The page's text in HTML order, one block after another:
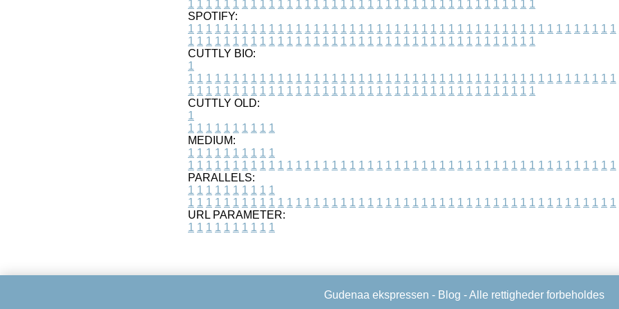
1 1 1 1 1 1 1 1 1 1 1 1 1 1 1 1 1 1 1 1 1 1 1 1 1 1 1 1 1 1 1 1 1 1 1 1 1 1 1
SPOTIFY:
1 1 1 1 1 1 1 1 1 1 1 1 1 1 1 1 1 1 1 1 1 1 1 1 1 1 1 1 1 1 1 1 1 1 1 1 1 1 1 1 1 1 1 1 1 1 1 1
1 1 1 1 1 1 1 1 1 1 1 1 1 1 1 1 1 1 1 1 1 1 1 1 1 1 1 1 1 1 1 1 1 1 1 1 1 1 1
CUTTLY BIO:
1
1 1 1 1 1 1 1 1 1 1 1 1 1 1 1 1 1 1 1 1 1 1 1 1 1 1 1 1 1 1 1 1 1 1 1 1 1 1 1 1 1 1 1 1 1 1 1 1
1 1 1 1 1 1 1 1 1 1 1 1 1 1 1 1 1 1 1 1 1 1 1 1 1 1 1 1 1 1 1 1 1 1 1 1 1 1 1
CUTTLY OLD:
1
1 1 1 1 1 1 1 1 1 1
MEDIUM:
1 1 1 1 1 1 1 1 1 1
1 1 1 1 1 1 1 1 1 1 1 1 1 1 1 1 1 1 1 1 1 1 1 1 1 1 1 1 1 1 1 1 1 1 1 1 1 1 1 1 1 1 1 1 1 1 1 1
PARALLELS:
1 1 1 1 1 1 1 1 1 1
1 1 1 1 1 1 1 1 1 1 1 1 1 1 1 1 1 1 1 1 1 1 1 1 1 1 1 1 1 1 1 1 1 1 1 1 1 1 1 1 1 1 1 1 1 1 1 1
URL PARAMETER:
1 1 1 1 1 1 1 1 1 1
Gudenaa ekspressen - Blog - Alle rettigheder forbeholdes